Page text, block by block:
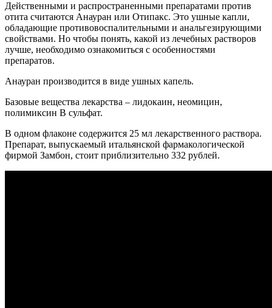
Действенными и распространенными препаратами против
отита считаются Анауран или Отипакс. Это ушные капли,
обладающие противовоспалительными и анальгезирующими
свойствами. Но чтобы понять, какой из лечебных растворов
лучше, необходимо ознакомиться с особенностями
препаратов.
Анауран производится в виде ушных капель.
Базовые вещества лекарства – лидокаин, неомицин,
полимиксин B сульфат.
В одном флаконе содержится 25 мл лекарственного раствора.
Препарат, выпускаемый итальянской фармакологической
фирмой Замбон, стоит приблизительно 332 рублей.